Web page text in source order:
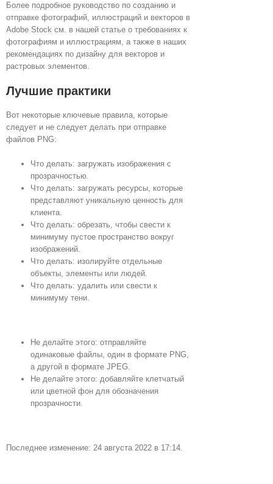
Более подробное руководство по созданию и
отправке фотографий, иллюстраций и векторов в
Adobe Stock см. в нашей статье о требованиях к
фотографиям и иллюстрациям, а также в наших
рекомендациях по дизайну для векторов и
растровых элементов.
Лучшие практики
Вот некоторые ключевые правила, которые
следует и не следует делать при отправке
файлов PNG:
Что делать: загружать изображения с
прозрачностью.
Что делать: загружать ресурсы, которые
представляют уникальную ценность для
клиента.
Что делать: обрезать, чтобы свести к
минимуму пустое пространство вокруг
изображений.
Что делать: изолируйте отдельные
объекты, элементы или людей.
Что делать: удалить или свести к
минимуму тени.
Не делайте этого: отправляйте
одинаковые файлы, один в формате PNG,
а другой в формате JPEG.
Не делайте этого: добавляйте клетчатый
или цветной фон для обозначения
прозрачности.
Последнее изменение: 24 августа 2022 в 17:14.